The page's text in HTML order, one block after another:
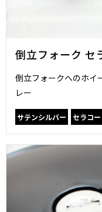
倒立フォーク
倒立フォークへのホイ
レー
サテンシルバー セラコー